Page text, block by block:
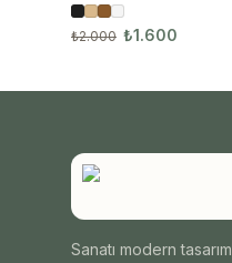
1091
₺2.000 ₺1.600
Sanatı modern